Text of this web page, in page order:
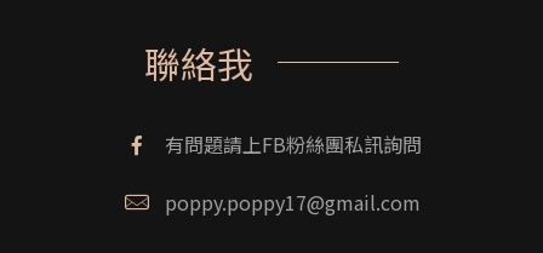
聯絡我
有問題請上FB粉絲團私訊詢問
poppy.poppy17@gmail.com